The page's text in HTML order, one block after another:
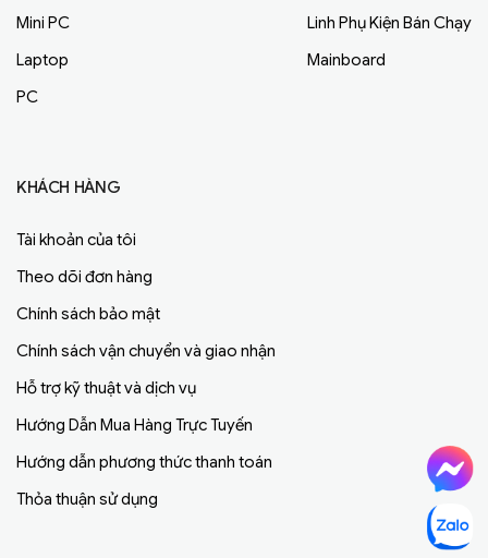
Mini PC
Laptop
PC
Linh Phụ Kiện Bán Chạy
Mainboard
KHÁCH HÀNG
Tài khoản của tôi
Theo dõi đơn hàng
Chính sách bảo mật
Chính sách vận chuyển và giao nhận
Hỗ trợ kỹ thuật và dịch vụ
Hướng Dẫn Mua Hàng Trực Tuyến
Hướng dẫn phương thức thanh toán
Thỏa thuận sử dụng